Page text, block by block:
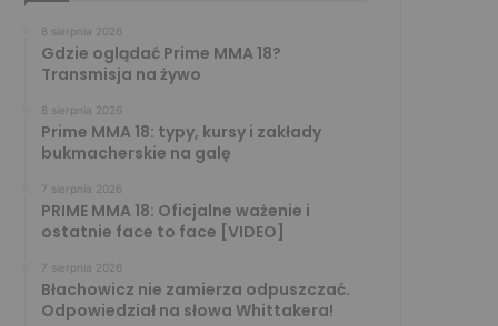
8 sierpnia 2026
Gdzie oglądać Prime MMA 18?
Transmisja na żywo
8 sierpnia 2026
Prime MMA 18: typy, kursy i zakłady
bukmacherskie na galę
7 sierpnia 2026
PRIME MMA 18: Oficjalne ważenie i
ostatnie face to face [VIDEO]
7 sierpnia 2026
Błachowicz nie zamierza odpuszczać.
Odpowiedział na słowa Whittakera!